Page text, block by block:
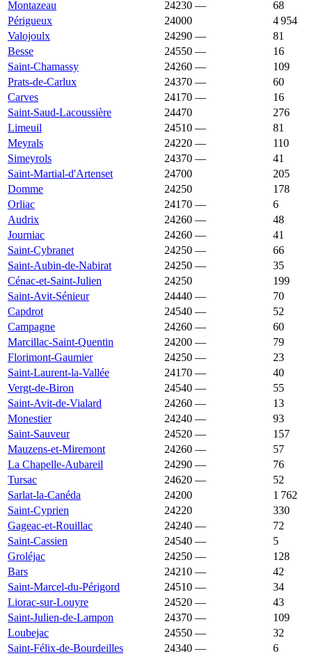
Montazeau 24230 —
68
Périgueux
24000
4 954
Valojoulx
24290 —
81
Besse
24550 —
16
Saint-Chamassy
24260 —
109
Prats-de-Carlux
24370 —
60
Carves
24170 —
16
Saint-Saud-Lacoussière
24470
276
Limeuil
24510 —
81
Meyrals
24220 —
110
Simeyrols
24370 —
41
Saint-Martial-d'Artenset
24700
205
Domme
24250
178
Orliac
24170 —
6
Audrix
24260 —
48
Journiac
24260 —
41
Saint-Cybranet
24250 —
66
Saint-Aubin-de-Nabirat
24250 —
35
Cénac-et-Saint-Julien
24250
199
Saint-Avit-Sénieur
24440 —
70
Capdrot
24540 —
52
Campagne
24260 —
60
Marcillac-Saint-Quentin
24200 —
79
Florimont-Gaumier
24250 —
23
Saint-Laurent-la-Vallée
24170 —
40
Vergt-de-Biron
24540 —
55
Saint-Avit-de-Vialard
24260 —
13
Monestier
24240 —
93
Saint-Sauveur
24520 —
157
Mauzens-et-Miremont
24260 —
57
La Chapelle-Aubareil
24290 —
76
Tursac
24620 —
52
Sarlat-la-Canéda
24200
1 762
Saint-Cyprien
24220
330
Gageac-et-Rouillac
24240 —
72
Saint-Cassien
24540 —
5
Groléjac
24250 —
128
Bars
24210 —
42
Saint-Marcel-du-Périgord
24510 —
34
Liorac-sur-Louyre
24520 —
43
Saint-Julien-de-Lampon
24370 —
109
Loubejac
24550 —
32
Saint-Félix-de-Bourdeilles
24340 —
6